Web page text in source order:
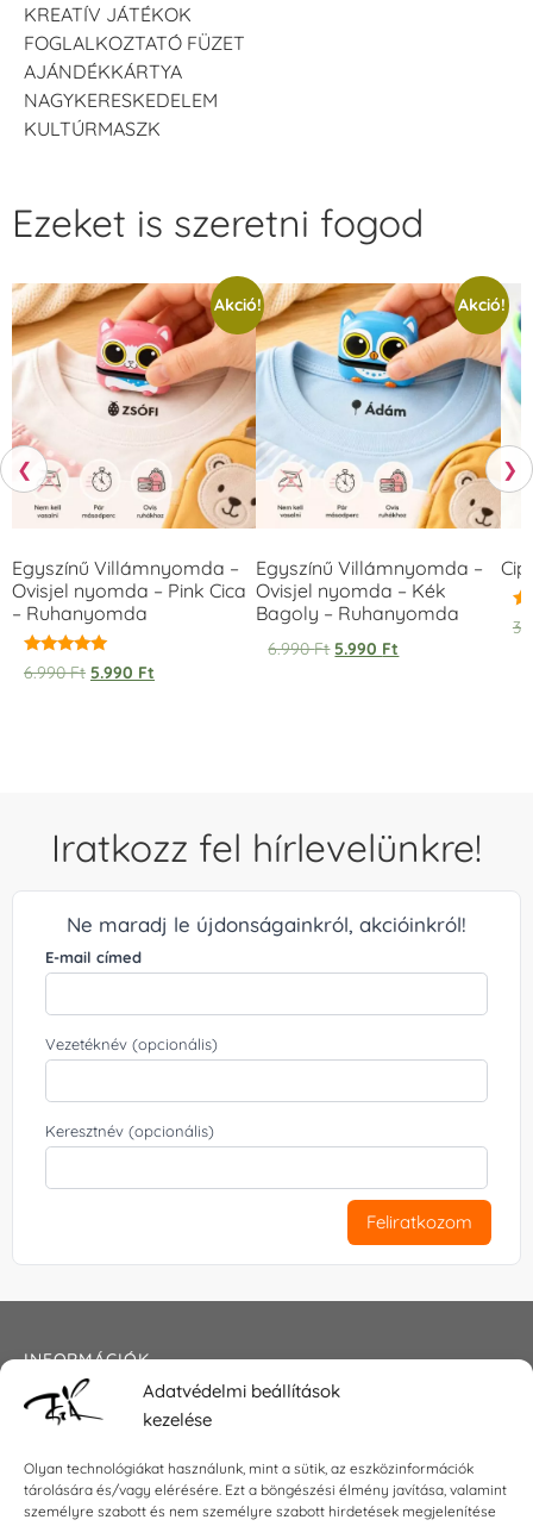
Adatvédelmi beállítások
kezelése
Olyan technológiákat használunk, mint a sütik, az eszközinformációk
tárolására és/vagy elérésére. Ezt a böngészési élmény javítása, valamint
személyre szabott és nem személyre szabott hirdetések megjelenítése
KREATÍV JÁTÉKOK
FOGLALKOZTATÓ FÜZET
AJÁNDÉKKÁRTYA
NAGYKERESKEDELEM
KULTÚRMASZK
❮
Ezeket is szeretni fogod
Akció!
Egyszínű Villámnyomda –
Ovisjel nyomda – Pink Cica
– Ruhanyomda
Értékelés:
5.00
6.990Ft 5.990 Ft
Akció!
Egyszínű Villámnyomda –
Ovisjel nyomda – Kék
Bagoly – Ruhanyomda
6.990Ft 5.990 Ft
❯
Iratkozz fel hírlevelünkre!
Ne maradj le újdonságainkról, akcióinkról!
E-mail címed
Vezetéknév (opcionális)
Keresztnév (opcionális)
Feliratkozom
INFORMÁCIÓK
Általános szerződési feltételek
Impresszum